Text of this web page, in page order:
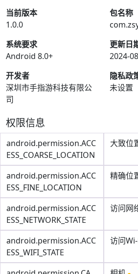
当前版本
1.0.0
包名称
系统要求
Android 8.0+
更新日
2024-
开发者
深圳市手指游科技有限公
司
隐私政
未设置
权限信息
android.permission.ACC
ESS_COARSE_LOCATION
大致位
android.permission.ACC
ESS_FINE_LOCATION
精确位
android.permission.ACC
ESS_NETWORK_STATE
访问网
android.permission.ACC
ESS_WIFI_STATE
访问